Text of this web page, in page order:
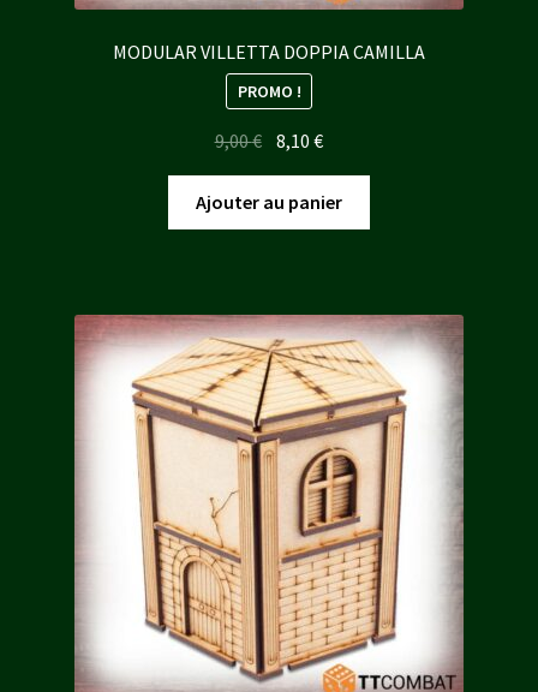
MODULAR VILLETTA DOPPIA CAMILLA
PROMO !
9,00€ Le
initial
était :
8,10€Le
actuel
est :
Ajouter au panier